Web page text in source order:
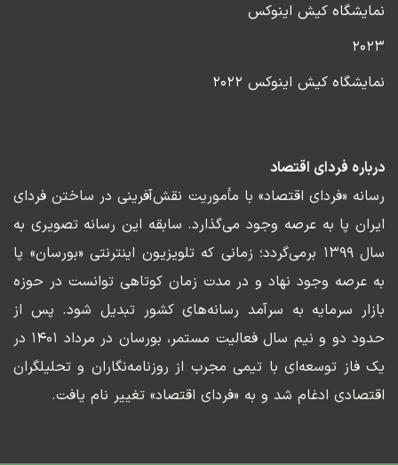
نمایشگاه کیش اینوکس
۲۰۲۳
نمایشگاه کیش اینوکس ۲۰۲۲
درباره فردای اقتصاد
رسانه «فردای اقتصاد» با مأموریت نقش‌آفرینی در ساختن فردای
ایران پا به عرصه وجود می‌گذارد. سابقه این رسانه تصویری به
سال ۱۳۹۹ برمی‌گردد؛ زمانی که تلویزیون اینترنتی «بورسان» پا
به عرصه وجود نهاد و در مدت زمان کوتاهی توانست در حوزه
بازار سرمایه به سرآمد رسانه‌های کشور تبدیل شود. پس از
حدود دو و نیم سال فعالیت مستمر، بورسان در مرداد ۱۴۰۱ در
یک فاز توسعه‌ای با تیمی مجرب از روزنامه‌نگاران و تحلیلگران
اقتصادی ادغام شد و به «فردای اقتصاد» تغییر نام یافت.